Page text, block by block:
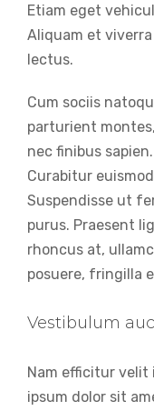
Etiam eget
Aliquam et
lectus.
Cum sociis
parturient
nec finibus
Curabitur
Suspendisse ut
purus. Praesent
rhoncus at,
posuere, fringilla
Vestibulum
Nam efficitur velit
ipsum dolor sit